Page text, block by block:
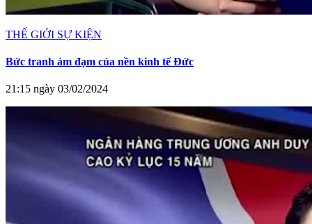
THẾ GIỚI SỰ KIỆN
Bức tranh ảm đạm của nền kinh tế Đức
21:15 ngày 03/02/2024